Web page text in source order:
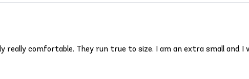
comfortable. They run true to size. I am an extra small and I